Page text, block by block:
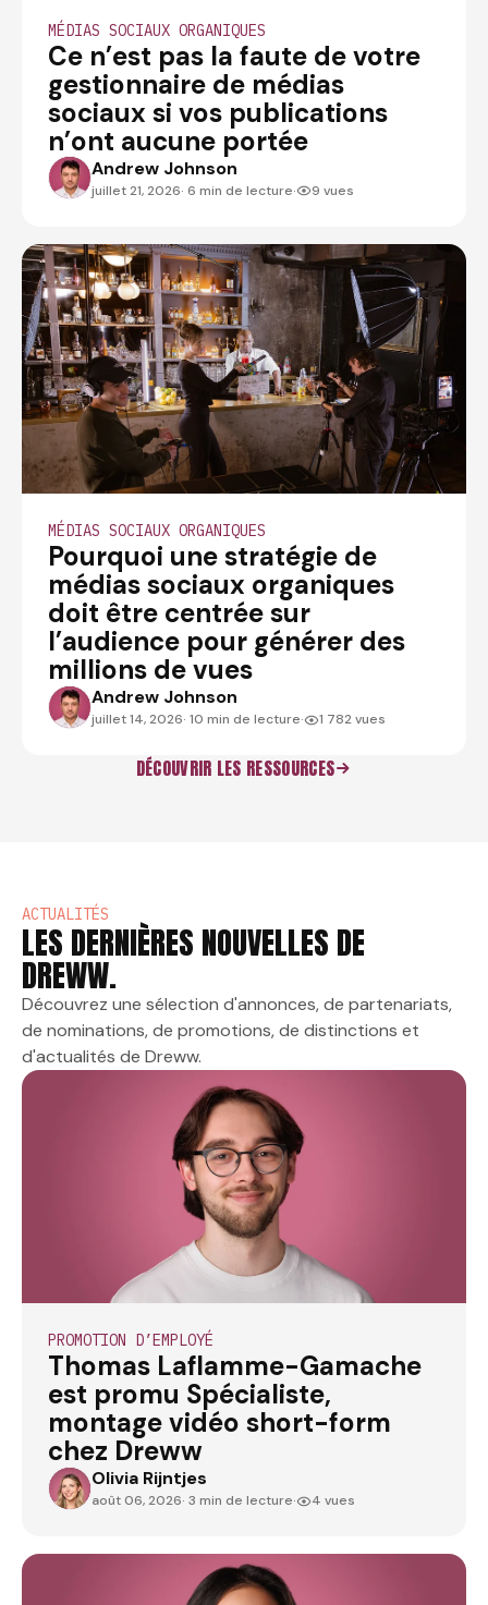
MÉDIAS SOCIAUX ORGANIQUES
Ce n’est pas la faute de votre
gestionnaire de médias
sociaux si vos publications
n’ont aucune portée
ANDREWJOHNSONAndrew Johnson
juillet 21, 2026· 6 min de lecture· 9 vues
MÉDIAS SOCIAUX ORGANIQUES
Pourquoi une stratégie de
médias sociaux organiques
doit être centrée sur
l’audience pour générer des
millions de vues
ANDREWJOHNSONAndrew Johnson
juillet 14, 2026· 10 min de lecture· 1 782 vues
DÉCOUVRIR LES RESSOURCES
ACTUALITÉS
LES DERNIÈRES NOUVELLES DE
DREWW.
Découvrez une sélection d'annonces, de partenariats,
de nominations, de promotions, de distinctions et
d'actualités de Dreww.
PROMOTION D’EMPLOYÉ
Thomas Laflamme-Gamache
est promu Spécialiste,
montage vidéo short-form
chez Dreww
OLIVIARIJNTJESOlivia Rijntjes
août 06, 2026· 3 min de lecture· 4 vues